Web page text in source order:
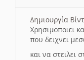
Δημιουργία
Χρησιμοποιει
που δειχνει
και να στειλει